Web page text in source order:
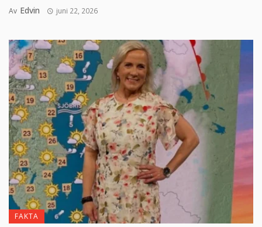
Av Edvin juni 22, 2026
FAKTA